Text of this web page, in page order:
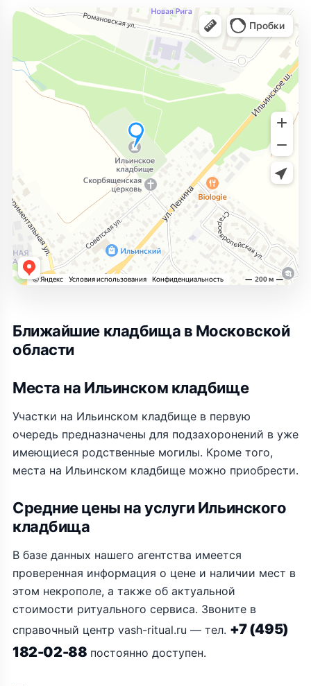
Ближайшие кладбища в Московской
области
Места на Ильинском кладбище
Участки на Ильинском кладбище в первую
очередь предназначены для подзахоронений в уже
имеющиеся родственные могилы. Кроме того,
места на Ильинском кладбище можно приобрести.
Средние цены на услуги Ильинского
кладбища
В базе данных нашего агентства имеется
проверенная информация о цене и наличии мест в
этом некрополе, а также об актуальной
стоимости ритуального сервиса. Звоните в
справочный центр vash-ritual.ru — тел. +7 (495)
182-02-88 постоянно доступен.